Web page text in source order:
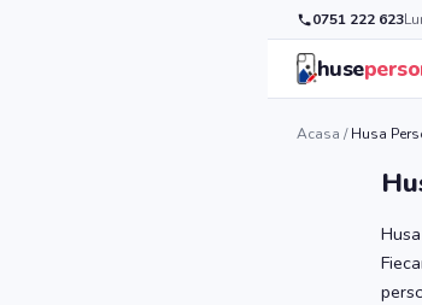
0751 222 623
huse
Acasa /Husa